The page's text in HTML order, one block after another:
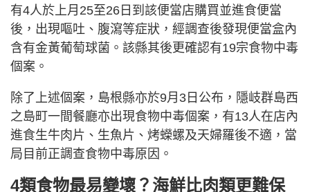
有4人於上月25至26日到該便當店購買並進食便當
後，出現嘔吐、腹瀉等症狀，經調查後發現便當盒內
含有金黃葡萄球菌。該縣其後更確認有19宗食物中毒
個案。
除了上述個案，島根縣亦於9月3日公布，隱岐群島西
之島町一間餐廳亦出現食物中毒個案，有13人在店內
進食生牛肉片、生魚片、烤蠑螺及天婦羅後不適，當
局目前正調查食物中毒原因。
4類食物最易變壞？海鮮比肉類更難保